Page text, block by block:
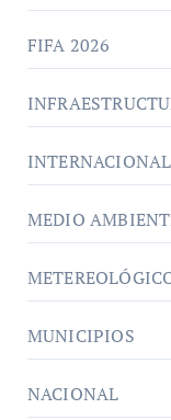
FIFA 2026
INTERNACIONAL
MEDIO
MUNICIPIOS
NACIONAL